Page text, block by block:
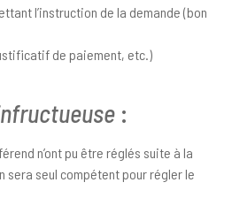
l’instruction de la demande (bon
de paiement, etc.)
:
n’ont pu être réglés suite à la
sera seul compétent pour régler le